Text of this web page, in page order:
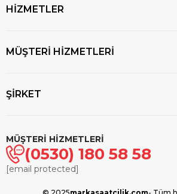
HİZMETLER
MÜŞTERİ HİZMETLERİ
ŞİRKET
MÜŞTERİ HİZMETLERİ
(0530) 180 58 58
[email protected]